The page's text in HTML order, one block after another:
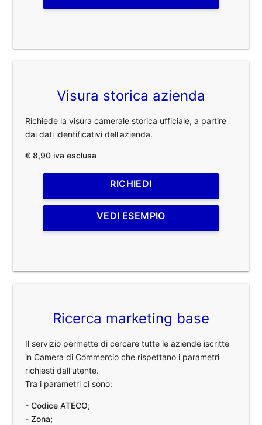
Visura storica azienda
Richiede la visura camerale storica ufficiale, a partire
dai dati identificativi dell'azienda.
€ 8,90 iva esclusa
RICHIEDI
VEDI ESEMPIO
Ricerca marketing base
Il servizio permette di cercare tutte le aziende iscritte
in Camera di Commercio che rispettano i parametri
richiesti dall'utente.
Tra i parametri ci sono:
- Codice ATECO;
- Zona;